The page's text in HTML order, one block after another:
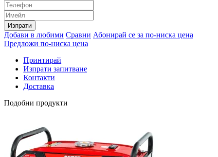
Изпрати
Добави в любими Сравни Абонирай се за по-ниска цена
Предложи по-ниска цена
Принтирай
Изпрати запитване
Контакти
Доставка
Подобни продукти